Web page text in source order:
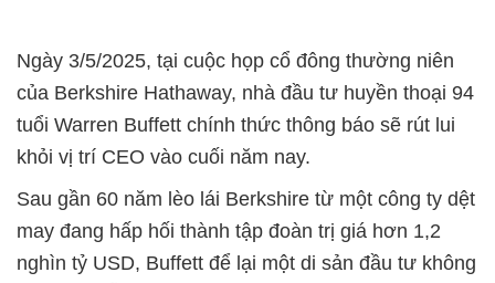
Ngày 3/5/2025, tại cuộc họp cổ đông thường niên
của Berkshire Hathaway, nhà đầu tư huyền thoại 94
tuổi Warren Buffett chính thức thông báo sẽ rút lui
khỏi vị trí CEO vào cuối năm nay.
Sau gần 60 năm lèo lái Berkshire từ một công ty dệt
may đang hấp hối thành tập đoàn trị giá hơn 1,2
nghìn tỷ USD, Buffett để lại một di sản đầu tư không